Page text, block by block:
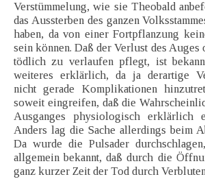
Verstümmelung, wie sie Theobald
das Aussterben des ganzen
haben, da von einer Fortpflanzung
sein können. Daß der Verlust des Auges
tödlich zu verlaufen pflegt, ist
weiteres erklärlich, da ja derartige
nicht gerade Komplikationen
soweit eingreifen, daß die
Ausganges physiologisch erklärlich
Anders lag die Sache allerdings beim
Da wurde die Pulsader
allgemein bekannt, daß durch die
ganz kurzer Zeit der Tod durch